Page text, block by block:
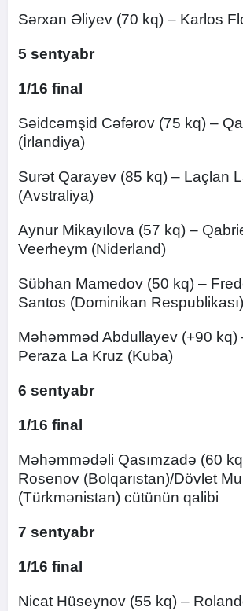
Sərxan Əliyev (70 kq) – Karlos
5 sentyabr
1/16 final
Səidcəmşid Cəfərov (75 kq) –
(İrlandiya)
Surət Qarayev (85 kq) – Laçlan
(Avstraliya)
Aynur Mikayılova (57 kq) –
Veerheym (Niderland)
Sübhan Mamedov (50 kq) –
Santos (Dominikan Respublikası)
Məhəmməd Abdullayev (+90 kq)
Peraza La Kruz (Kuba)
6 sentyabr
1/16 final
Məhəmmədəli Qasımzadə (60
Rosenov (Bolqarıstan)/Dövlet
(Türkmənistan) cütünün qalibi
7 sentyabr
1/16 final
Nicat Hüseynov (55 kq) –